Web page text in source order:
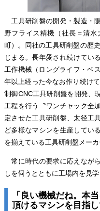
工具研削盤の開発・製造・
野フライス精機（社長＝清水
町）。同社の工具研削盤の歴
じまる。長年愛され続けてい
工作機械（ロングライフ・ベ
年以上経った今なお作り続け
制御CNC工具研削盤を開発、
工程を行う〝ワンチャック全
定させた工具研削盤、太径工
ど多様なマシンを生産してい
を揃えている工具研削盤メー
常に時代の要求に応えなが
しを伺うとともに工場内を見学
「良い機械だね。本
頂けるマシンを目指